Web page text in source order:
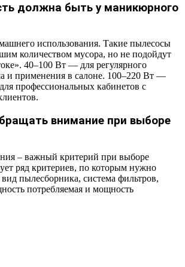
должна быть у маникюрного
использования. Такие пылесосы
количеством мусора, но не подойдут
40–100 Вт — для регулярного
и применения в салоне. 100–220 Вт —
профессиональных кабинетов с
внимание при выборе
– важный критерий при выборе
ряд критериев, по которым нужно
пылесборника, система фильтров,
потребляемая и мощность